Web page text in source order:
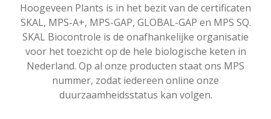
Hoogeveen Plants is in het bezit van de certificaten
SKAL, MPS-A+, MPS-GAP, GLOBAL-GAP en MPS SQ.
SKAL Biocontrole is de onafhankelijke organisatie
voor het toezicht op de hele biologische keten in
Nederland. Op al onze producten staat ons MPS
nummer, zodat iedereen online onze
duurzaamheidsstatus kan volgen.